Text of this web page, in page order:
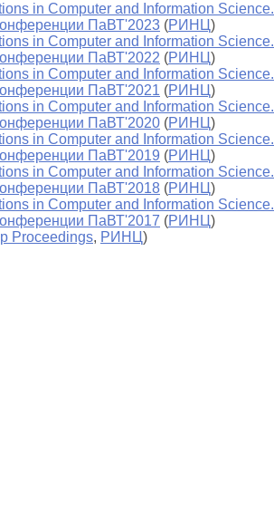
in Computer and Information
ПаВТ'2023 (РИНЦ)
in Computer and Information
ПаВТ'2022 (РИНЦ)
in Computer and Information
ПаВТ'2021 (РИНЦ)
in Computer and Information
ПаВТ'2020 (РИНЦ)
in Computer and Information
ПаВТ'2019 (РИНЦ)
in Computer and Information
ПаВТ'2018 (РИНЦ)
in Computer and Information
ПаВТ'2017 (РИНЦ)
Proceedings, РИНЦ)